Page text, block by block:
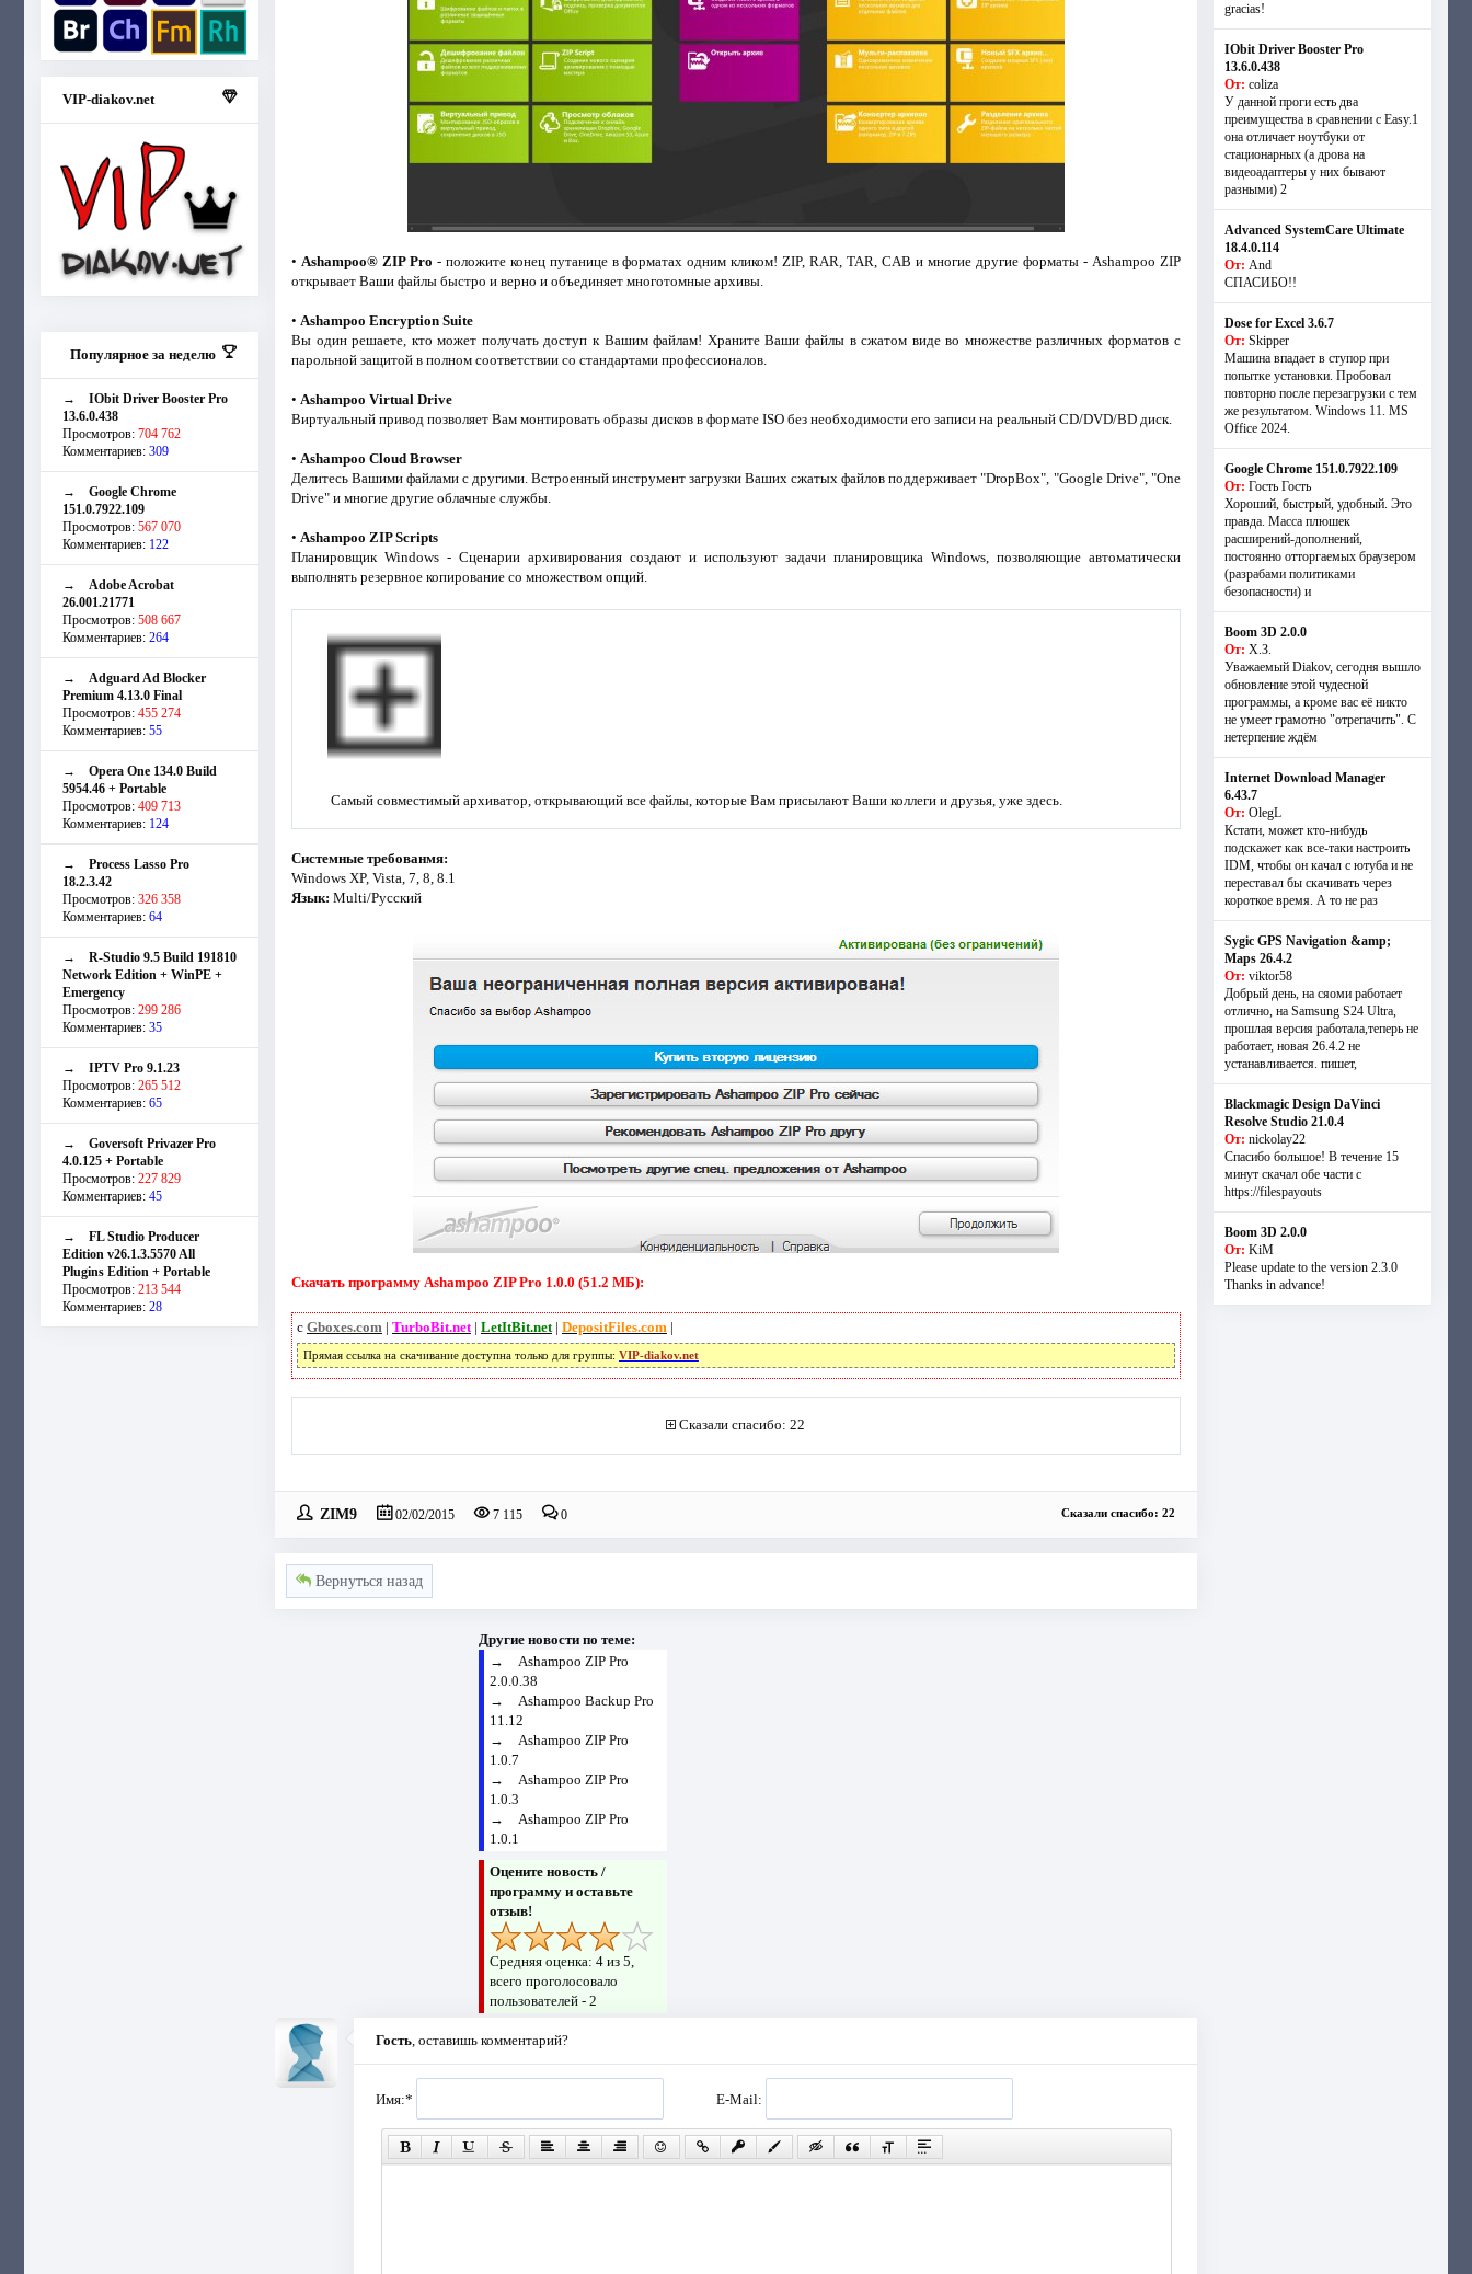
VIP-diakov.net
Популярное за неделю
→ IObit Driver Booster Pro
13.6.0.438
Просмотров: 704 762
Комментариев: 309
→ Google Chrome
151.0.7922.109
Просмотров: 567 070
Комментариев: 122
→ Adobe Acrobat
26.001.21771
Просмотров: 508 667
Комментариев: 264
→ Adguard Ad Blocker
Premium 4.13.0 Final
Просмотров: 455 274
Комментариев: 55
→ Opera One 134.0 Build
5954.46 + Portable
Просмотров: 409 713
Комментариев: 124
→ Process Lasso Pro
18.2.3.42
Просмотров: 326 358
Комментариев: 64
→ R-Studio 9.5 Build 191810
Network Edition + WinPE +
Emergency
Просмотров: 299 286
Комментариев: 35
→ IPTV Pro 9.1.23
Просмотров: 265 512
Комментариев: 65
→ Goversoft Privazer Pro
4.0.125 + Portable
Просмотров: 227 829
Комментариев: 45
→ FL Studio Producer
Edition v26.1.3.5570 All
Plugins Edition + Portable
Просмотров: 213 544
Комментариев: 28
• Ashampoo® ZIP Pro - положите конец путанице в форматах одним кликом! ZIP, RAR, TAR, CAB и многие другие форматы - Ashampoo ZIP
открывает Ваши файлы быстро и верно и объединяет многотомные архивы.
• Ashampoo Encryption Suite
Вы один решаете, кто может получать доступ к Вашим файлам! Храните Ваши файлы в сжатом виде во множестве различных форматов с
парольной защитой в полном соответствии со стандартами профессионалов.
• Ashampoo Virtual Drive
Виртуальный привод позволяет Вам монтировать образы дисков в формате ISO без необходимости его записи на реальный CD/DVD/BD диск.
• Ashampoo Cloud Browser
Делитесь Вашими файлами с другими. Встроенный инструмент загрузки Ваших сжатых файлов поддерживает "DropBox", "Google Drive", "One
Drive" и многие другие облачные службы.
• Ashampoo ZIP Scripts
Планировщик Windows - Сценарии архивирования создают и используют задачи планировщика Windows, позволяющие автоматически
выполнять резервное копирование со множеством опций.
Самый совместимый архиватор, открывающий все файлы, которые Вам присылают Ваши коллеги и друзья, уже здесь.
Системные требованмя:
Windows XP, Vista, 7, 8, 8.1
Язык: Multi/Русский
Скачать программу Ashampoo ZIP Pro 1.0.0 (51.2 МБ):
с Gboxes.com| TurboBit.net| LetItBit.net| DepositFiles.com|
Прямая ссылка на скачивание доступна только для группы: VIP-diakov.net
Сказали спасибо: 22
ZIM9 02/02/2015 7 115 0 Сказали спасибо: 22
Вернуться назад
Другие новости по теме:
→ Ashampoo ZIP Pro
2.0.0.38
→ Ashampoo Backup Pro
11.12
→ Ashampoo ZIP Pro
1.0.7
→ Ashampoo ZIP Pro
1.0.3
→ Ashampoo ZIP Pro
1.0.1
Оцените новость /
программу и оставьте
отзыв!
Средняя оценка: 4из 5,
всего проголосовало
пользователей - 2
Гость, оставишь комментарий?
Имя:* E-Mail:
gracias!
IObit Driver Booster Pro
13.6.0.438
От: coliza
У данной проги есть два
преимущества в сравнении с Easy.1
она отличает ноутбуки от
стационарных (а дрова на
видеоадаптеры у них бывают
разными) 2
Advanced SystemCare Ultimate
18.4.0.114
От: And
СПАСИБО!!
Dose for Excel 3.6.7
От: Skipper
Машина впадает в ступор при
попытке установки. Пробовал
повторно после перезагрузки с тем
же результатом. Windows 11. MS
Offiсe 2024.
Google Chrome 151.0.7922.109
От: Гость Гость
Хороший, быстрый, удобный. Это
правда. Масса плюшек
расширений-дополнений,
постоянно отторгаемых браузером
(разрабами политиками
безопасности) и
Boom 3D 2.0.0
От: Х.З.
Уважаемый Diakov, сегодня вышло
обновление этой чудесной
программы, а кроме вас её никто
не умеет грамотно "отрепачить". С
нетерпение ждём
Internet Download Manager
6.43.7
От: OlegL
Кстати, может кто-нибудь
подскажет как все-таки настроить
IDM, чтобы он качал с ютуба и не
переставал бы скачивать через
короткое время. А то не раз
Sygic GPS Navigation &amp;
Maps 26.4.2
От: viktor58
Добрый день, на сяоми работает
отлично, на Samsung S24 Ultra,
прошлая версия работала,теперь не
работает, новая 26.4.2 не
устанавливается. пишет,
Blackmagic Design DaVinci
Resolve Studio 21.0.4
От: nickolay22
Спасибо большое! В течение 15
минут скачал обе части с
https://filespayouts
Boom 3D 2.0.0
От: KiM
Please update to the version 2.3.0
Thanks in advance!